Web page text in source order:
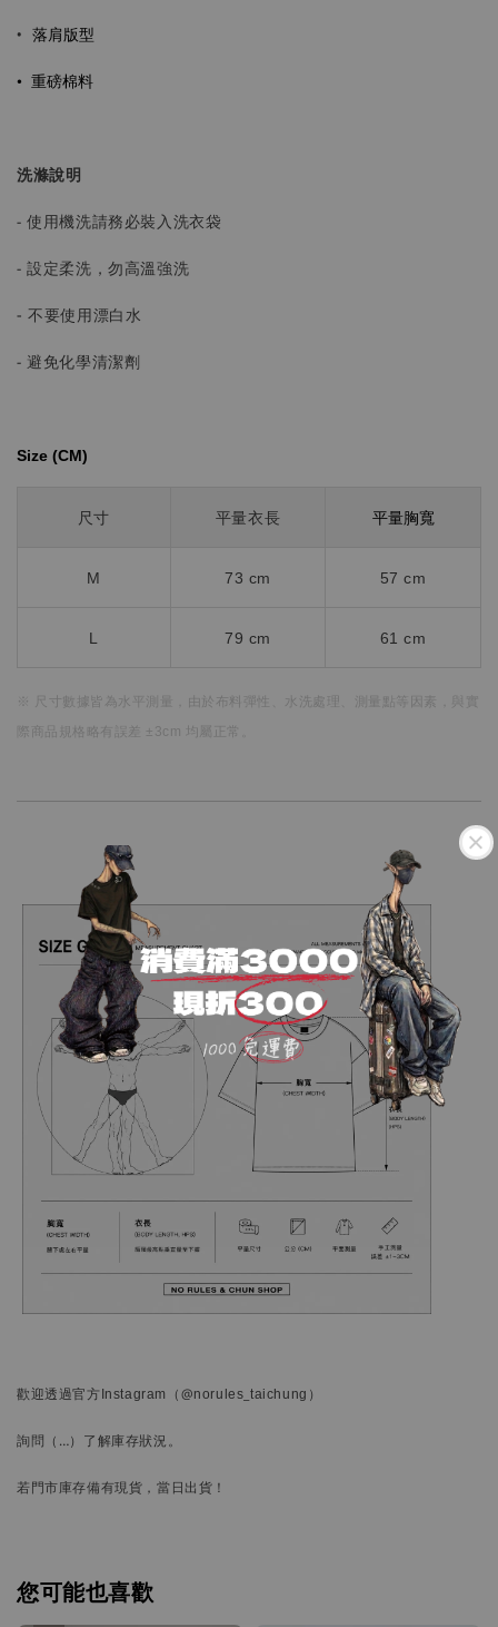
• 落肩版型
• 重磅棉料
洗滌說明
- 使用機洗請務必裝入洗衣袋
- 設定柔洗，勿高溫強洗
-不要使用漂白水
- 避免化學清潔劑
Size (CM)⁡⁡
尺寸 平量衣長 平量胸寬
M 73 cm 57 cm
L 79 cm 61 cm
※ 尺寸數據皆為水平測量， 由於布料彈性、水洗處理、測量點等因素，
與實
際商品規格略有誤差 ±3cm 均屬正常。
歡迎透過官方Instagram （@norules_taichung）
詢問 （…） 了解庫存狀況。
若門市庫存備有現貨，當日出貨！
您可能也喜歡